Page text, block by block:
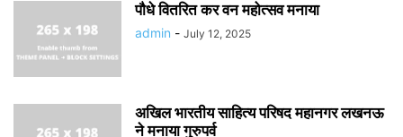
पौधे वितरित कर वन महोत्सव मनाया
admin - July 12, 2025
अखिल भारतीय साहित्य परिषद महानगर लखनऊ
ने मनाया गुरुपर्व